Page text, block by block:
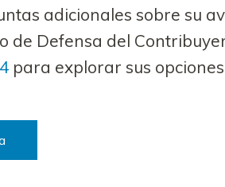
adicionales sobre su
de Defensa del
para explorar sus